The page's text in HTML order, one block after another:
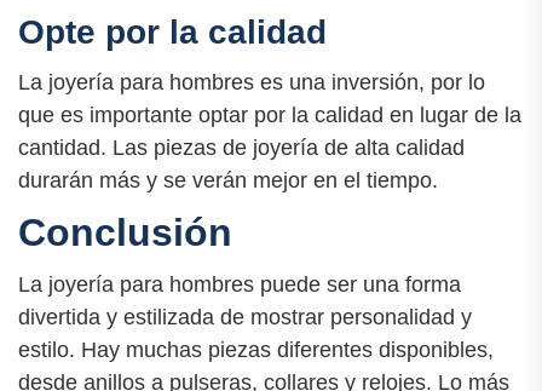
Opte por la calidad
La joyería para hombres es una inversión, por lo
que es importante optar por la calidad en lugar de la
cantidad. Las piezas de joyería de alta calidad
durarán más y se verán mejor en el tiempo.
Conclusión
La joyería para hombres puede ser una forma
divertida y estilizada de mostrar personalidad y
estilo. Hay muchas piezas diferentes disponibles,
desde anillos a pulseras, collares y relojes. Lo más